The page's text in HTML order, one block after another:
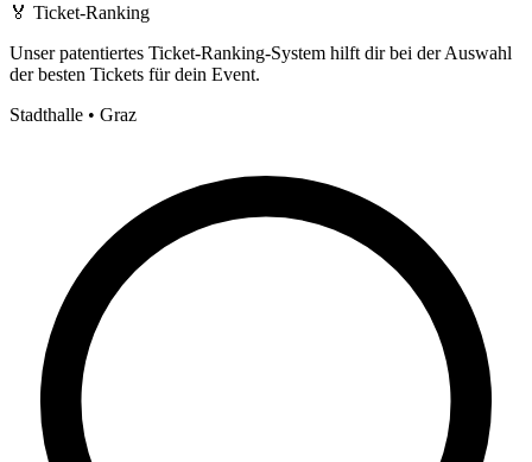
🏅 Ticket-Ranking
Unser patentiertes Ticket-Ranking-System hilft dir bei der Auswahl
der besten Tickets für dein Event.
Stadthalle • Graz